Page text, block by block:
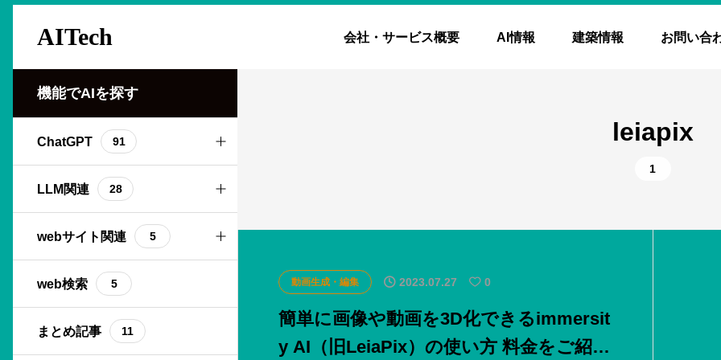
AITech 会社・サービス概要 AI情報 建築情報 お問い合
機能でAIを探す
ChatGPT 91
API
Code interpreter
GPT-4V
アプリ版
LLM関連 28
Bard
Bing
Claude2
webサイト関連 5
SEO分析
webサイト生成
web検索 5
まとめ記事 11
leiapix
1
動画生成・編集 2023.07.27 0
簡単に画像や動画を3D化できるimmersit
y AI（旧LeiaPix）の使い方 料金をご紹